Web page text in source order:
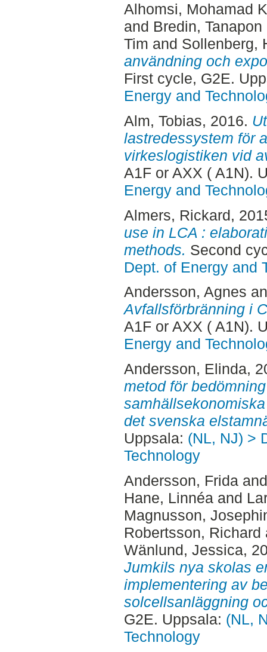
Alhomsi, Mohamad
and Bredin, Tanapon
Tim and Sollenberg,
användning och
First cycle, G2E.
Energy and
Alm, Tobias, 2016.
lastredessystem för
virkeslogistiken vid
A1F or AXX ( A1N).
Energy and
Almers, Rickard,
use in LCA :
methods. Second
Dept. of Energy and
Andersson, Agnes
Avfallsförbränning i
A1F or AXX ( A1N).
Energy and
Andersson, Elinda,
metod för
det svenska
Uppsala: (NL, NJ) >
Technology
Andersson, Frida
Hane, Linnéaand
Magnusson,
Robertsson, Richard
Wänlund, Jessica,
Jumkils nya skolas
implementering av
solcellsanläggning
G2E. Uppsala: (NL,
Technology